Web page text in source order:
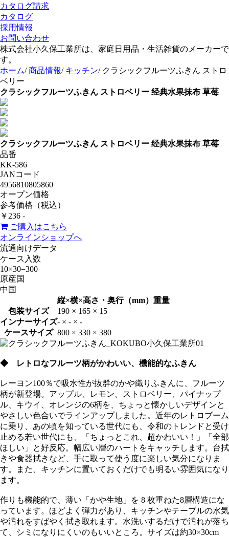
カタログ請求
カタログ
採用情報
お問い合わせ
株式会社小久保工業所は、家庭日用品・生活雑貨のメーカーで
す。
ホーム/ 商品情報/ キッチン/ クラシックフルーツふきん ストロ
ベリー
クラシックフルーツふきん ストロベリー 经典水果抹布 草莓
クラシックフルーツふきん ストロベリー 经典水果抹布 草莓
品番
KK-586
JANコード
4956810805860
オープン価格
参考価格（税込）
￥236 -
ご購入はこちら
オンラインショップへ
流通向けデータ
ケース入数
10×30=300
原産国
中国
縦×横×高さ・奥行（mm） 重量
包装サイズ
190 × 165 × 15
インナーサイズ- × - × -
ケースサイズ 800 × 330 × 380
◆ レトロなフルーツ柄がかわいい、機能的なふきん
レーヨン100％で吸水性が抜群のかや織りふきんに、フルーツ
柄が新登場。アップル、レモン、ストロベリー、パイナップ
ル、キウイ、オレンジの6柄を、ちょっと懐かしいデザインと
やさしい色合いでラインアップしました。近年のレトロブーム
に乗り、あの頃を知っている世代にも、令和のトレンドと受け
止める若い世代にも、「ちょっとこれ、超かわいい！」「全部
ほしい」と好反応。幅広い層のハートをキャッチします。台拭
きや食器拭きなど、手に取って使う度に楽しい気分になりま
す。また、キッチンに置いておくだけでも明るい雰囲気になり
ます。
作りも機能的で、薄い「かや生地」を 8 枚重ねた8層構造にな
っています。ほどよく弾力があり、キッチンやテーブルの水気
や汚れをすばやく拭き取れます。水洗いするだけで汚れが落ち
て、シミになりにくいのもいいところ。サイズは約30×30cm